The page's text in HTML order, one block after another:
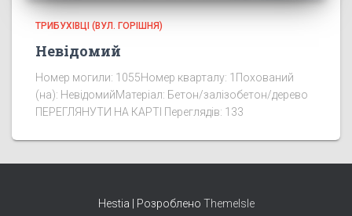
ТРИБУХІВЦІ (ВУЛ. ГОРІШНЯ)
Невідомий
Номер могили: 1055Номер кварталу: 1Похований
(на): НевідомийМатеріал: Бетон/залізобетон/дерево
ПЕРЕГЛЯНУТИ НА КАРТІ Переглядів: 133
Hestia | Розроблено ThemeIsle